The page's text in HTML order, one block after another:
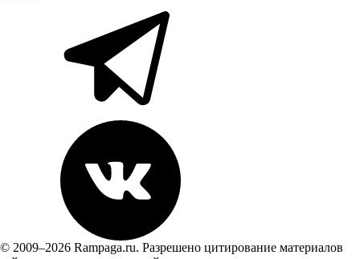
© 2009–2026 Rampaga.ru. Разрешено цитирование материалов